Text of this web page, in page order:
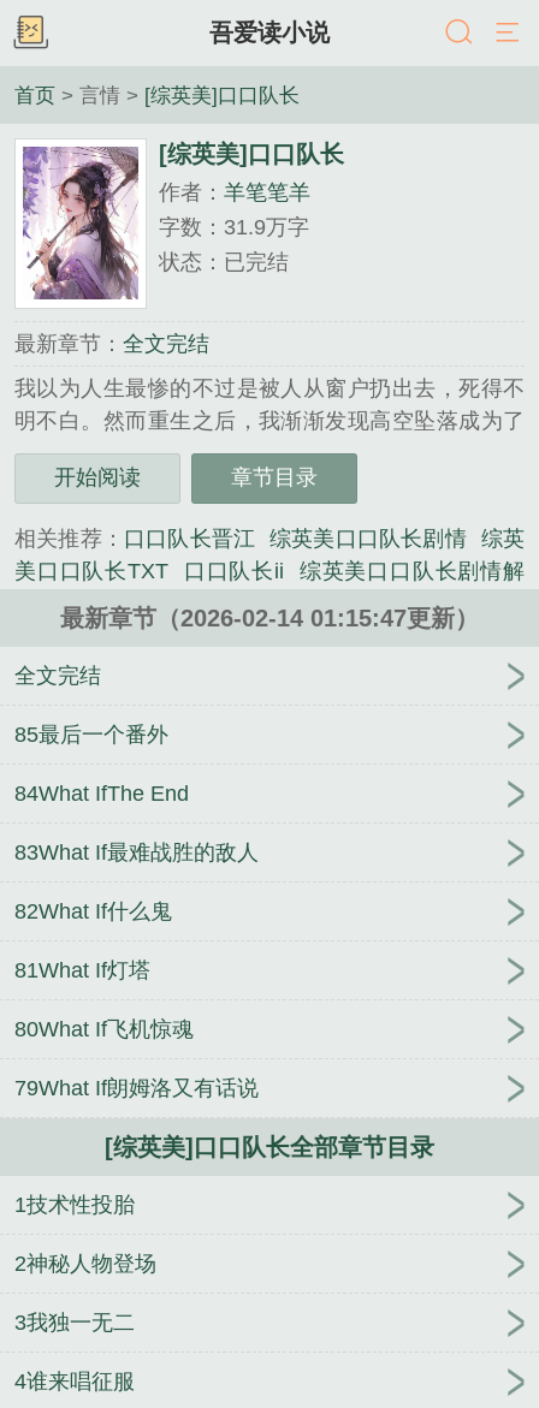
吾爱读小说
首页 > 言情 > [综英美]口口队长
[综英美]口口队长
作者： 羊笔笔羊
字数：31.9万字
状态：已完结
最新章节： 全文完结
我以为人生最惨的不过是被人从窗户扔出去，死得不
明不白。然而重生之后，我渐渐发现高空坠落成为了
我生活的一部分。第一次见到美队，我被他从三楼打
得摔到了二楼；第二次见到美队，我从二楼摔到了大
《[综英美]口口队长》是羊笔笔羊精心创作的言情类小
说。
开始阅读 章节目录
相关推荐： 口口队长晋江 综英美口口队长剧情
综英
美口口队长TXT
口口队长ii
综英美口口队长剧情解
口口队长文笔怎么样
最新章节（2026-02-14 01:15:47更新）
全文完结
85最后一个番外
84What IfThe End
83What If最难战胜的敌人
82What If什么鬼
81What If灯塔
80What If飞机惊魂
79What If朗姆洛又有话说
[综英美]口口队长全部章节目录
1技术性投胎
2神秘人物登场
3我独一无二
4谁来唱征服